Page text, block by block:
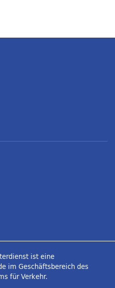
ist eine
im Geschäftsbereich des
für Verkehr.